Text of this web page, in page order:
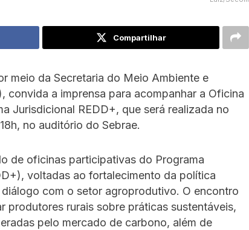
Compartilhar
meio da Secretaria do Meio Ambiente e
convida a imprensa para acompanhar a Oficina
Jurisdicional REDD+, que será realizada no
no auditório do Sebrae.
de oficinas participativas do Programa
voltadas ao fortalecimento da política
com o setor agroprodutivo. O encontro
produtores rurais sobre práticas sustentáveis,
pelo mercado de carbono, além de